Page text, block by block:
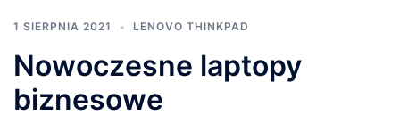
1 SIERPNIA 2021 LENOVO THINKPAD
Nowoczesne laptopy
biznesowe